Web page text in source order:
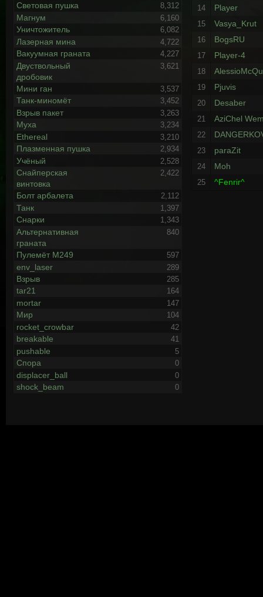
Световая пушка 8,312
Магнум 6,160
Уничтожитель 6,082
Лазерная мина 4,722
Вакуумная граната 4,227
Двуствольный
дробовик
3,621
Мини ган 3,537
Танк-миномёт 3,452
Взрыв пакет 3,263
Муха 3,234
Ethereal 3,210
Плазменная пушка 2,934
Учёный 2,528
Снайперская
винтовка
2,422
Болт арбалета 2,112
Танк 1,397
Снарки 1,343
Альтернативная
граната
840
Пулемёт М249 597
env_laser 289
Взрыв 285
tar21 164
mortar 147
Мир 104
rocket_crowbar 42
breakable 41
pushable 5
Спора 0
displacer_ball 0
shock_beam 0
14 Player
15 Vasya_Krut
16 BogsRU
17 Player-4
18
19 Pjuvis
20 Desaber
21 AziChel
22
23 paraZit
24 Moh
25 ^Fenrir^